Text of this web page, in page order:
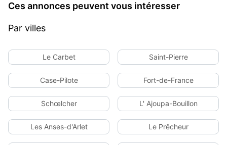
Ces annonces peuvent vous intéresser
Par villes
Le Carbet Saint-Pierre
Case-Pilote Fort-de-France
Schœlcher L' Ajoupa-Bouillon
Les Anses-d'Arlet Le Prêcheur